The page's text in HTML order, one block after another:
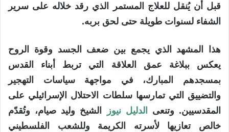
قبل أن يُنقل للعلاج المستمر الذي رقد خلاله على سرير
الشفاء لسنوات طويلة حتى لحق بربه.
هذا المشهد الذي يجمع بين ضعف الجسد وقوة الروح
يعكس ببلاغة عمق العلاقة التي تربط أبناء القدس
بمسجدهم المبارك، في مواجهة سياسات التهجير
والتضييق التي تمارسها سلطات الاحتلال الإسرائيلي على
المقدسيين. وتنعى
الدليل نيوز
الشيخ وليد صيام، وتُقدّم
خالص تعازيها لأسرته الكريمة وللشعب الفلسطيني